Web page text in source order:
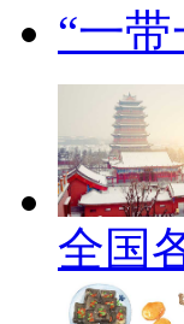
“一
全国